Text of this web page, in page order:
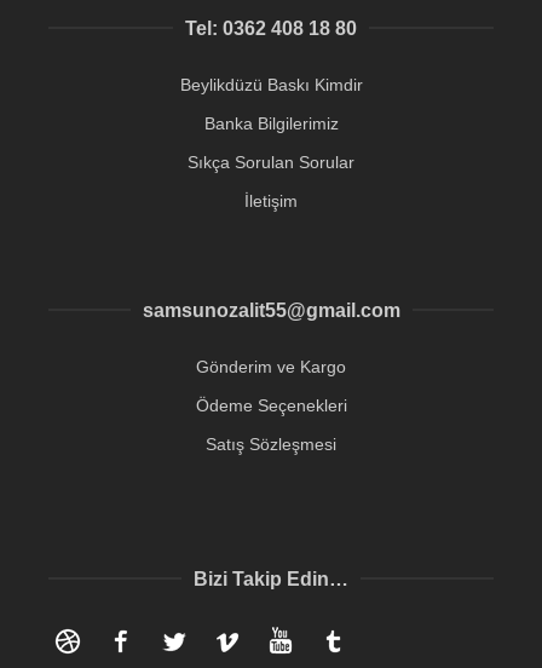
Tel: 0362 408 18 80
Beylikdüzü Baskı Kimdir
Banka Bilgilerimiz
Sıkça Sorulan Sorular
İletişim
samsunozalit55@gmail.com
Gönderim ve Kargo
Ödeme Seçenekleri
Satış Sözleşmesi
Bizi Takip Edin…
Dribbble FacebookTwitter Vimeo YouTube